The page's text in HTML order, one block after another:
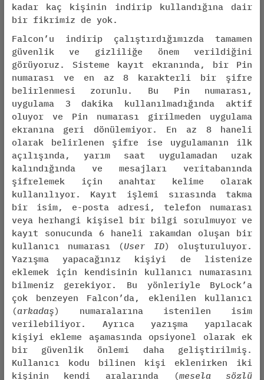
kadar kaç kişinin indirip kullandığına dair
bir fikrimiz de yok.
Falcon’u indirip çalıştırdığımızda tamamen
güvenlik ve gizliliğe önem verildiğini
görüyoruz. Sisteme kayıt ekranında, bir Pin
numarası ve en az 8 karakterli bir şifre
belirlenmesi zorunlu. Bu Pin numarası,
uygulama 3 dakika kullanılmadığında aktif
oluyor ve Pin numarası girilmeden uygulama
ekranına geri dönülemiyor. En az 8 haneli
olarak belirlenen şifre ise uygulamanın ilk
açılışında, yarım saat uygulamadan uzak
kalındığında ve mesajları veritabanında
şifrelemek için anahtar kelime olarak
kullanılıyor. Kayıt işlemi sırasında takma
bir isim, e-posta adresi, telefon numarası
veya herhangi kişisel bir bilgi sorulmuyor ve
kayıt sonucunda 6 haneli rakamdan oluşan bir
kullanıcı numarası (User ID) oluşturuluyor.
Yazışma yapacağınız kişiyi de listenize
eklemek için kendisinin kullanıcı numarasını
bilmeniz gerekiyor. Bu yönleriyle ByLock’a
çok benzeyen Falcon’da, eklenilen kullanıcı
(arkadaş) numaralarına istenilen isim
verilebiliyor. Ayrıca yazışma yapılacak
kişiyi ekleme aşamasında opsiyonel olarak ek
bir güvenlik önlemi daha geliştirilmiş.
Kullanıcı kodu bilinen kişi eklenirken iki
kişinin kendi aralarında (mesela sözlü